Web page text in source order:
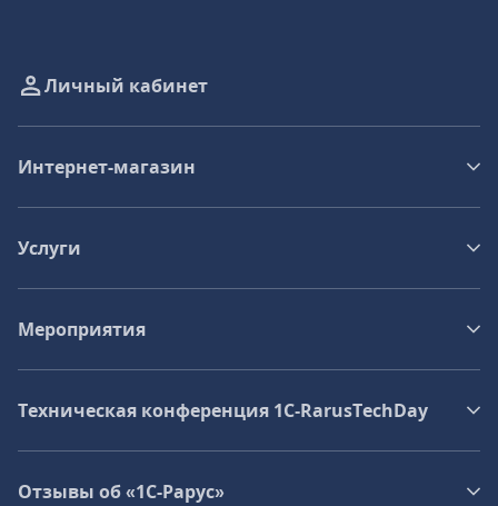
Личный кабинет
Интернет-магазин
Услуги
Мероприятия
Техническая конференция 1C‑RarusTechDay
Отзывы об «1С-Рарус»